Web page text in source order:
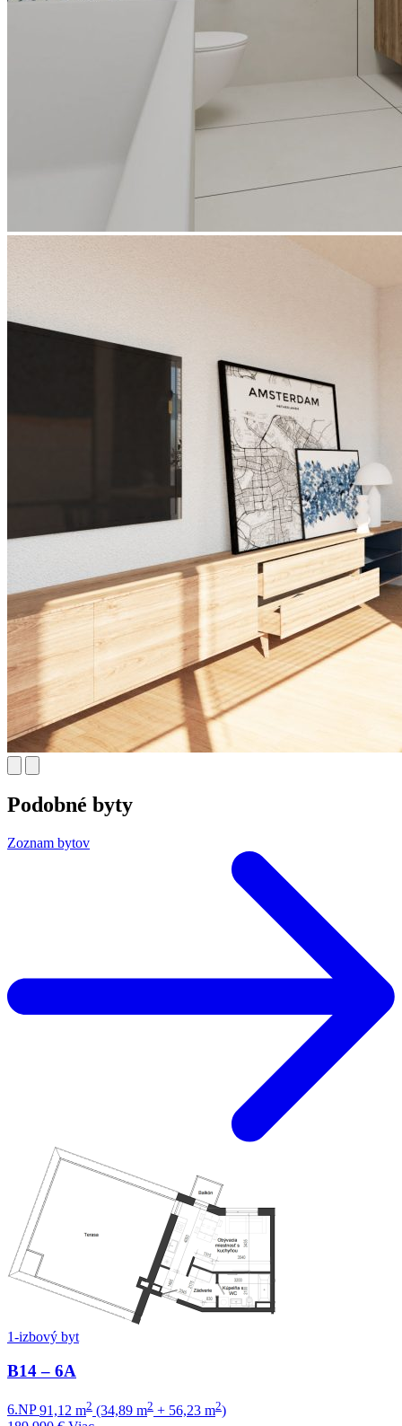
Podobné byty
Zoznam bytov
1-izbový byt
B14 – 6A
6.NP 91,12 m2 (34,89 m2 + 56,23 m2)